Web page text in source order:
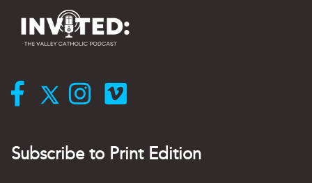
Subscribe to Print Edition